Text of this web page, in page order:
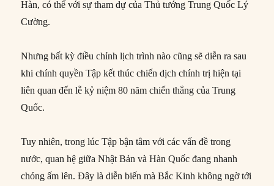
Hàn, có thể với sự tham dự của Thủ tướng Trung Quốc Lý
Cường.
Nhưng bất kỳ điều chỉnh lịch trình nào cũng sẽ diễn ra sau
khi chính quyền Tập kết thúc chiến dịch chính trị hiện tại
liên quan đến lễ kỷ niệm 80 năm chiến thắng của Trung
Quốc.
Tuy nhiên, trong lúc Tập bận tâm với các vấn đề trong
nước, quan hệ giữa Nhật Bản và Hàn Quốc đang nhanh
chóng ấm lên. Đây là diễn biến mà Bắc Kinh không ngờ tới